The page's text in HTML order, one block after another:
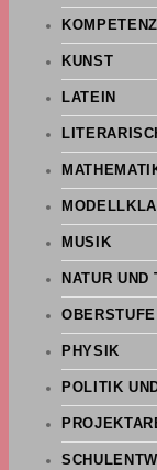
KUNST
LATEIN
MUSIK
NATUR UND
OBERSTUFE
PHYSIK
POLITIK